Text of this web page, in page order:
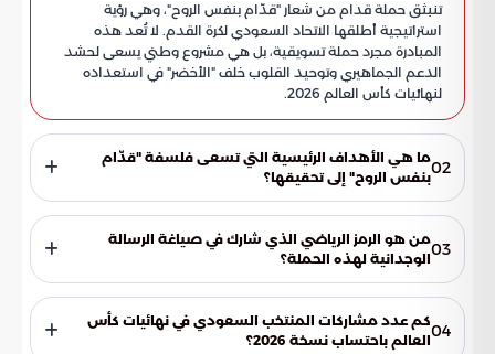
تنبثق حملة قدام من شعار "قدّام بنفس الروح"، وهي رؤية
استراتيجية أطلقها الاتحاد السعودي لكرة القدم. لا تُعد هذه
المبادرة مجرد حملة تسويقية، بل هي مشروع وطني يسعى لحشد
الدعم الجماهيري وتوحيد القلوب خلف "الأخضر" في استعداده
لنهائيات كأس العالم 2026.
02ما هي الأهداف الرئيسية التي تسعى فلسفة "قدّام
بنفس الروح" إلى تحقيقها؟
تركز الفلسفة على دمج إرث الماضي بتطلعات المستقبل من خلال
ثلاثة محاور أساسية:
03من هو الرمز الرياضي الذي شارك في صياغة الرسالة
الوجدانية لهذه الحملة؟
شارك الأسطورة ماجد عبدالله، الذي يعد أحد أبرز رموز الكرة
السعودية عبر تاريخها، في صياغة الرسالة الوجدانية لمبادرة "قدّام".
ويهدف هذا الربط إلى استحضار أمجاد الماضي لبث روح الحماس04كم عدد مشاركات المنتخب السعودي في نهائيات كأس
العالم باحتساب نسخة 2026؟